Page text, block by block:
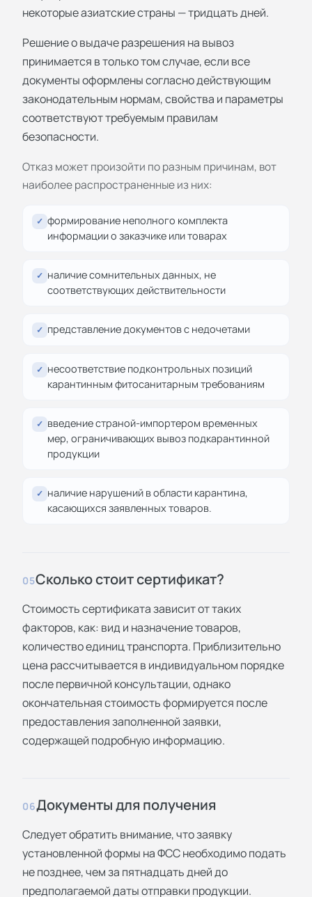
некоторые азиатские страны — тридцать дней.
Решение о выдаче разрешения на вывоз
принимается в только том случае, если все
документы оформлены согласно действующим
законодательным нормам, свойства и параметры
соответствуют требуемым правилам
безопасности.
Отказ может произойти по разным причинам, вот
наиболее распространенные из них:
✓ формирование неполного комплекта
информации о заказчике или товарах
✓ наличие сомнительных данных, не
соответствующих действительности
✓ представление документов с недочетами
✓ несоответствие подконтрольных позиций
карантинным фитосанитарным требованиям
✓ введение страной-импортером временных
мер, ограничивающих вывоз подкарантинной
продукции
✓ наличие нарушений в области карантина,
касающихся заявленных товаров.
05Сколько стоит сертификат?
Стоимость сертификата зависит от таких
факторов, как: вид и назначение товаров,
количество единиц транспорта. Приблизительно
цена рассчитывается в индивидуальном порядке
после первичной консультации, однако
окончательная стоимость формируется после
предоставления заполненной заявки,
содержащей подробную информацию.
06Документы для получения
Следует обратить внимание, что заявку
установленной формы на ФСС необходимо подать
не позднее, чем за пятнадцать дней до
предполагаемой даты отправки продукции.